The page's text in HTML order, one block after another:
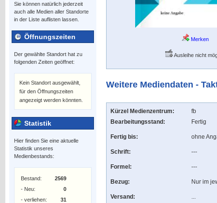
Sie können natürlich jederzeit
auch alle Medien aller Standorte
in der Liste auflisten lassen.
Öffnungszeiten
Der gewählte Standort hat zu
folgenden Zeiten geöffnet:
Kein Standort ausgewählt,
für den Öffnungszeiten
angezeigt werden könnten.
Statistik
Hier finden Sie eine aktuelle
Statistik unseres
Medienbestands:
Bestand:
2569
- Neu:
0
- verliehen:
31
Merken
Ausleihe nicht
Weitere Mediendaten -
Kürzel Medienzentrum:
fb
Bearbeitungsstand:
Fertig
Fertig bis: ohne
Schrift: ---
Formel: ---
Bezug: Nur im
Versand: ...